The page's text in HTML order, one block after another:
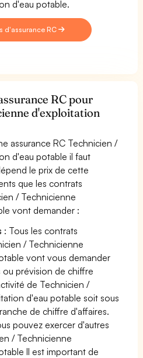
d'eau potable.
d'assurance RC
RC pour
d'exploitation
assurance RC Technicien /
d'eau potable il faut
le prix de cette
que les contrats
/ Technicienne
vont demander :
: Tous les contrats
/ Technicienne
vont vous demander
prévision de chiffre
de Technicien /
d'eau potable soit sous
de chiffre d'affaires.
pouvez exercer d'autres
/ Technicienne
Il est important de